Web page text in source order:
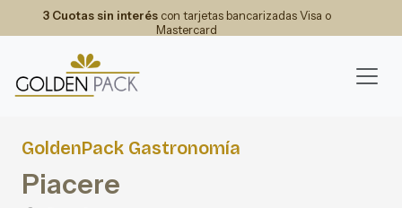
3 Cuotas sin interéscon tarjetas bancarizadas Visa o
Mastercard
GoldenPack Gastronomía
Piacere